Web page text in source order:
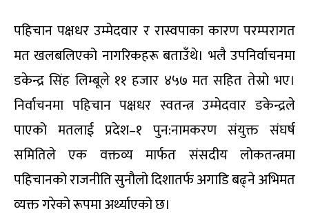
पहिचान पक्षधर उम्मेदवार र रास्वपाका कारण परम्परागत
मत खलबलिएको नागरिकहरू बताउँथे। भलै उपनिर्वाचनमा
डकेन्द्र सिंह लिम्बूले ११ हजार ४५७ मत सहित तेस्रो भए।
निर्वाचनमा पहिचान पक्षधर स्वतन्त्र उम्मेदवार डकेन्द्रले
पाएको मतलाई प्रदेश–१ पुन:नामकरण संयुक्त संघर्ष
समितिले एक वक्तव्य मार्फत संसदीय लोकतन्त्रमा
पहिचानको राजनीति सुनौलो दिशातर्फ अगाडि बढ्ने अभिमत
व्यक्त गरेको रूपमा अर्थ्याएको छ।